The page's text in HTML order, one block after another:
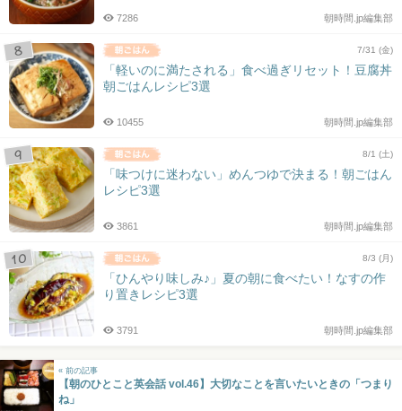
朝時間.jp編集部
7286
7/31 (金)
「軽いのに満たされる」食べ過ぎリセット！豆腐丼
朝ごはんレシピ3選
朝時間.jp編集部
10455
8/1 (土)
「味つけに迷わない」めんつゆで決まる！朝ごはん
レシピ3選
朝時間.jp編集部
3861
8/3 (月)
「ひんやり味しみ♪」夏の朝に食べたい！なすの作
り置きレシピ3選
朝時間.jp編集部
3791
« 前の記事
【朝のひとこと英会話 vol.46】大切なことを言いたいときの「つまり
ね」